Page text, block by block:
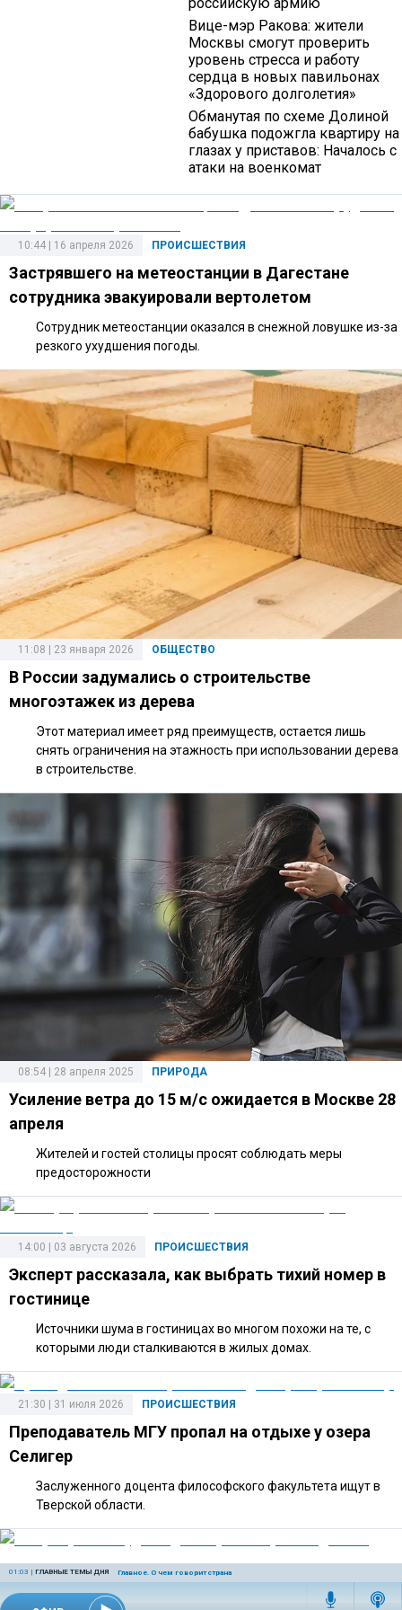
01:03 | ГЛАВНЫЕ ТЕМЫ ДНЯ Главное. О чем говорит страна
российскую армию
Вице-мэр Ракова: жители
Москвы смогут проверить
уровень стресса и работу
сердца в новых павильонах
«Здорового долголетия»
Обманутая по схеме Долиной
бабушка подожгла квартиру на
глазах у приставов: Началось с
атаки на военкомат
ПРОИСШЕСТВИЯ
10:44 | 16 апреля 2026
Застрявшего на метеостанции в Дагестане
сотрудника эвакуировали вертолетом
Сотрудник метеостанции оказался в снежной ловушке из-за
резкого ухудшения погоды.
ОБЩЕСТВО
11:08 | 23 января 2026
В России задумались о строительстве
многоэтажек из дерева
Этот материал имеет ряд преимуществ, остается лишь
снять ограничения на этажность при использовании дерева
в строительстве.
ПРИРОДА
08:54 | 28 апреля 2025
Усиление ветра до 15 м/с ожидается в Москве 28
апреля
Жителей и гостей столицы просят соблюдать меры
предосторожности
ПРОИСШЕСТВИЯ
14:00 | 03 августа 2026
Эксперт рассказала, как выбрать тихий номер в
гостинице
Источники шума в гостиницах во многом похожи на те, с
которыми люди сталкиваются в жилых домах.
ПРОИСШЕСТВИЯ
21:30 | 31 июля 2026
Преподаватель МГУ пропал на отдыхе у озера
Селигер
Заслуженного доцента философского факультета ищут в
Тверской области.
ПРОИСШЕСТВИЯ
16:30 | 29 июля 2026